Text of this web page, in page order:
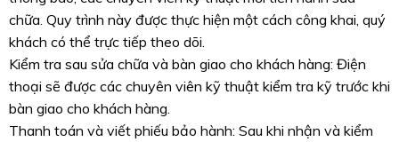
chữa. Quy trình này được thực hiện một cách công khai, quý
khách có thể trực tiếp theo dõi.
Kiểm tra sau sửa chữa và bàn giao cho khách hàng: Điện
thoại sẽ được các chuyên viên kỹ thuật kiểm tra kỹ trước khi
bàn giao cho khách hàng.
Thanh toán và viết phiếu bảo hành: Sau khi nhận và kiểm